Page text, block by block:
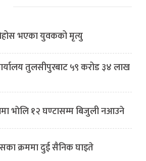
भएका युवकको मृत्यु
तुलसीपुरबाट ५९ करोड ३४ लाख
भाेलि १२ घण्टासम्म बिजुली नआउने
क्रममा दुई सैनिक घाइते